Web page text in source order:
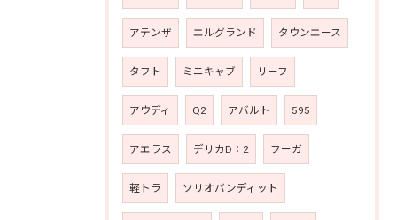
アテンザ エルグランド タウンエース
タフト ミニキャブ リーフ
アウディ Q2 アバルト 595
アエラス デリカD：2 フーガ
軽トラ ソリオバンディット